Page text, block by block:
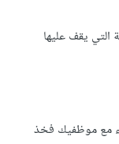
التي يقف عليها
مع موظفيك فخذ